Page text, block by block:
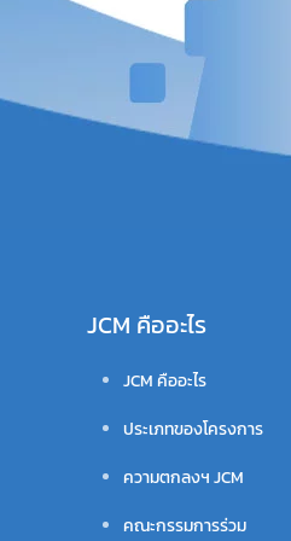
JCM คืออะไร
JCM คืออะไร
ประเภทของโครงการ
ความตกลงฯ JCM
คณะกรรมการร่วม